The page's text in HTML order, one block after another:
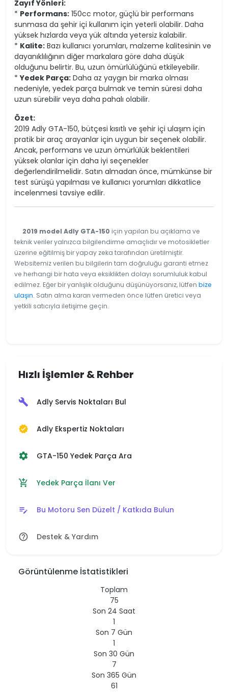
Zayıf Yönleri:
* Performans: 150cc motor, güçlü bir performans
sunmasa da şehir içi kullanım için yeterli olabilir. Daha
yüksek hızlarda veya yük altında yetersiz kalabilir.
* Kalite: Bazı kullanıcı yorumları, malzeme kalitesinin ve
dayanıklılığının diğer markalara göre daha düşük
olduğunu belirtir. Bu, uzun ömürlülüğünü etkileyebilir.
*Yedek Parça: Daha az yaygın bir marka olması
nedeniyle, yedek parça bulmak ve temin süresi daha
uzun sürebilir veya daha pahalı olabilir.
Özet:
2019 Adly GTA-150, bütçesi kısıtlı ve şehir içi ulaşım için
pratik bir araç arayanlar için uygun bir seçenek olabilir.
Ancak, performans ve uzun ömürlülük beklentileri
yüksek olanlar için daha iyi seçenekler
değerlendirilmelidir. Satın almadan önce, mümkünse bir
test sürüşü yapılması ve kullanıcı yorumları dikkatlice
incelenmesi tavsiye edilir.
2019 model Adly GTA-150 için yapılan bu açıklama ve
teknik veriler yalnızca bilgilendirme amaçlıdır ve motosikletler
üzerine eğitilmiş bir yapay zeka tarafından üretilmiştir.
Websitemiz verilen bu bilgilerin tam doğruluğu garanti etmez
ve herhangi bir hata veya eksiklikten dolayı sorumluluk kabul
edilmez. Eğer bir yanlışlık olduğunu düşünüyorsanız, lütfen bize
ulaşın. Satın alma kararı vermeden önce lütfen üretici veya
yetkili satıcıyla iletişime geçin.
Hızlı İşlemler & Rehber
build Adly Servis Noktaları Bul
verified Adly Ekspertiz Noktaları
settings GTA-150 Yedek Parça Ara
add_shopping_cart Yedek Parça İlanı Ver
edit_note Bu Motoru Sen Düzelt / Katkıda Bulun
help_outline Destek & Yardım
Görüntülenme İstatistikleri
Toplam
75
Son 24 Saat
1
Son 7 Gün
1
Son 30 Gün
7
Son 365 Gün
61